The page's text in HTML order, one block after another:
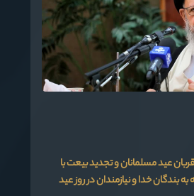
عید مسلمانان و تجدید بیعت با
بندگان خدا و نیازمندان در روز عید